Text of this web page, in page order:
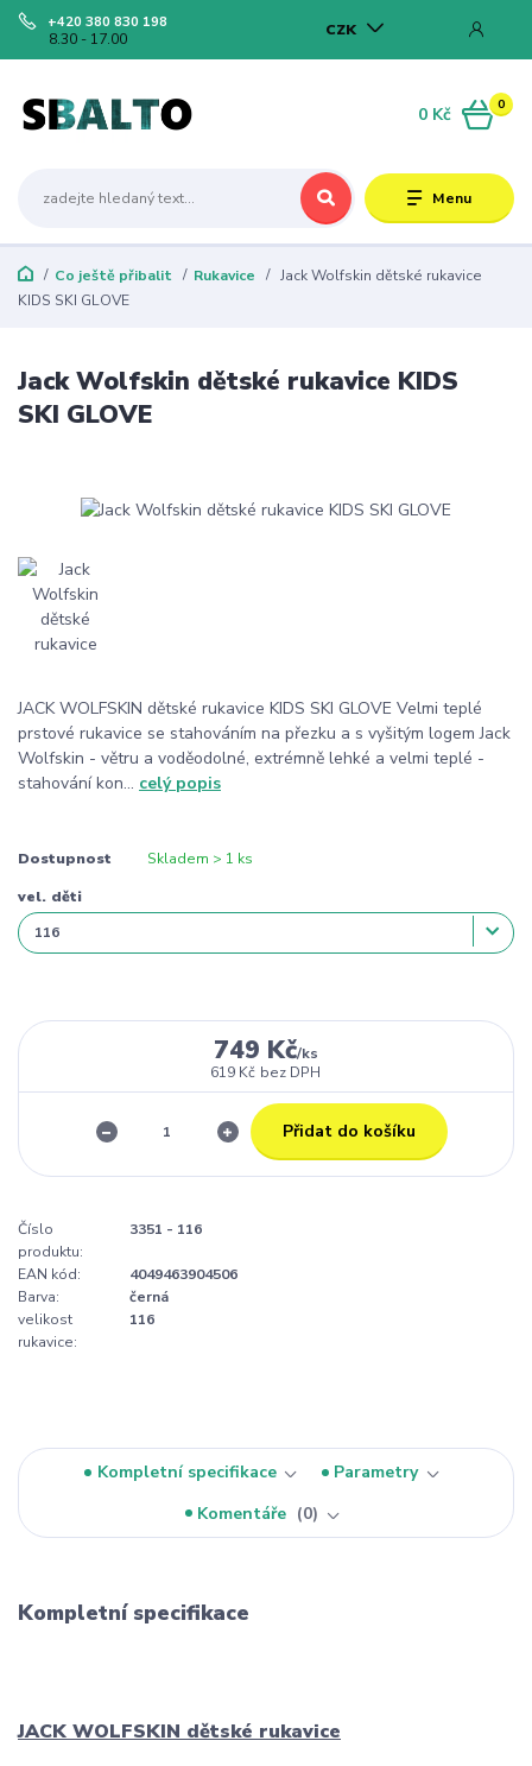
Menu
CZK
+420 380 830 198
8.30 - 17.00
0
0 Kč
Co ještě přibalit Rukavice
Jack Wolfskin dětské rukavice
KIDS SKI GLOVE
Jack Wolfskin dětské rukavice KIDS
SKI GLOVE
JACK WOLFSKIN dětské rukavice KIDS SKI GLOVE Velmi teplé
prstové rukavice se stahováním na přezku a s vyšitým logem Jack
Wolfskin - větru a voděodolné, extrémně lehké a velmi teplé -
stahování kon... celý popis
Dostupnost Skladem > 1 ks
vel. děti
749 Kč/ks
619 Kč bez DPH
Přidat do košíku
Číslo
produktu:
3351 - 116
EAN kód:
4049463904506
Barva:
černá
velikost
rukavice:
116
Kompletní specifikace
Parametry
Komentáře
0
Kompletní specifikace
JACK WOLFSKIN dětské rukavice